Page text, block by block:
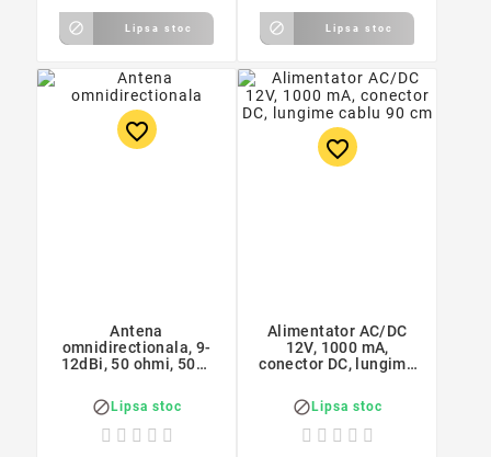
 Lipsa stoc  Lipsa stoc
favorite_border
Antena
omnidirectionala, 9-
12dBi, 50 ohmi, 50W,
Lipsa stoc
favorite_border
Alimentator AC/DC
12V, 1000 mA,
conector DC, lungime
Lipsa stoc